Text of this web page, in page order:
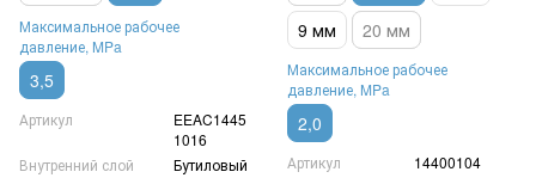
Максимальное рабочее
давление, MPa
3,5
Артикул
EEAC1445
1016
Внутренний слой
Бутиловый
9 мм
20 мм
Максимальное рабочее
давление, MPa
2,0
Артикул
14400104